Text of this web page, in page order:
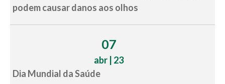
podem causar danos aos olhos
07
abr | 23
Dia Mundial da Saúde